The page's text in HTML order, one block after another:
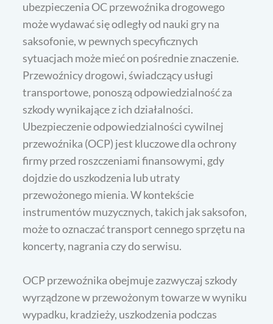
ubezpieczenia OC przewoźnika drogowego
może wydawać się odległy od nauki gry na
saksofonie, w pewnych specyficznych
sytuacjach może mieć on pośrednie znaczenie.
Przewoźnicy drogowi, świadczący usługi
transportowe, ponoszą odpowiedzialność za
szkody wynikające z ich działalności.
Ubezpieczenie odpowiedzialności cywilnej
przewoźnika (OCP) jest kluczowe dla ochrony
firmy przed roszczeniami finansowymi, gdy
dojdzie do uszkodzenia lub utraty
przewożonego mienia. W kontekście
instrumentów muzycznych, takich jak saksofon,
może to oznaczać transport cennego sprzętu na
koncerty, nagrania czy do serwisu.
OCP przewoźnika obejmuje zazwyczaj szkody
wyrządzone w przewożonym towarze w wyniku
wypadku, kradzieży, uszkodzenia podczas